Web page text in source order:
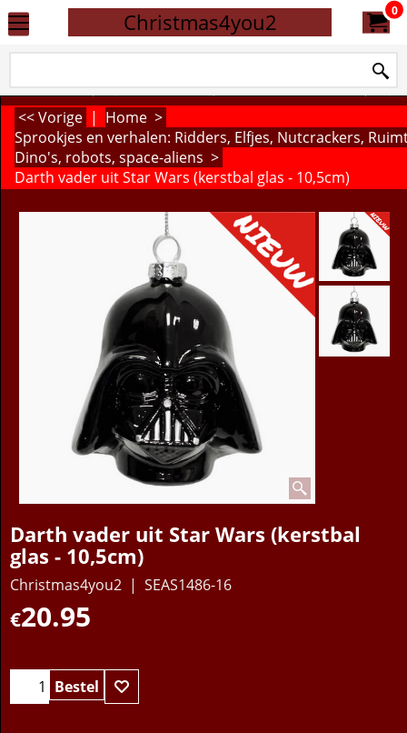
Christmas4you2 0
<< Vorige | Home >
Sprookjes en verhalen: Ridders, Elfjes, Nutcrackers,
Dino's, robots, space-aliens >
Darth vader uit Star Wars (kerstbal glas - 10,5cm)
Darth vader uit Star Wars (kerstbal
glas - 10,5cm)
Christmas4you2 SEAS1486-16
€20.95
Bestel